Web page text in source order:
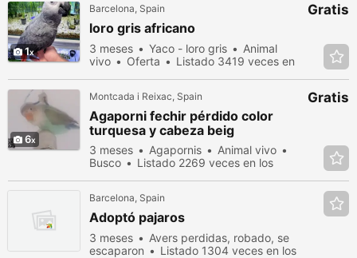
1
Barcelona, Spain
loro gris africano
3 meses Yaco - loro gris
Animal
vivo
Oferta
Listado 3419 veces en
Gratis
6
Montcada i Reixac, Spain
Agaporni fechir pérdido color
turquesa y cabeza beig
3 meses Agapornis
Animal vivo
Busco
Listado 2269 veces en los
Gratis
Barcelona, Spain
Adoptó pajaros
3 meses
Avers perdidas, robado, se
escaparon
Listado 1304 veces en los